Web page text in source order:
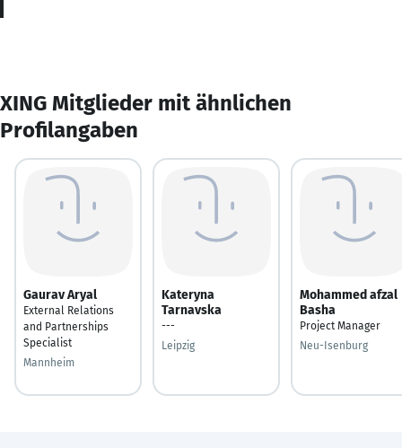
XING Mitglieder mit ähnlichen
Profilangaben
Gaurav Aryal
External Relations
and Partnerships
Specialist
Mannheim
Kateryna
Tarnavska
---
Leipzig
Mohammed afzal
Basha
Project Manager
Neu-Isenburg